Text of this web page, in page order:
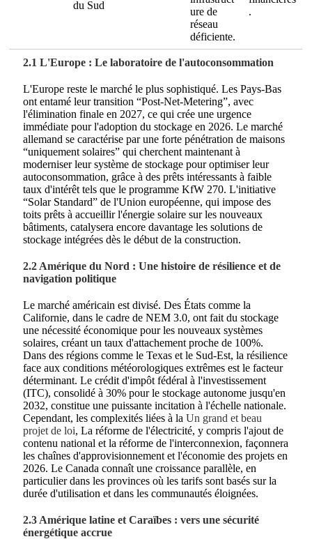
du Sud
ure de
réseau
déficiente.
.
2.1 L'Europe : Le laboratoire de l'autoconsommation
L'Europe reste le marché le plus sophistiqué. Les Pays-Bas
ont entamé leur transition “Post-Net-Metering”, avec
l'élimination finale en 2027, ce qui crée une urgence
immédiate pour l'adoption du stockage en 2026. Le marché
allemand se caractérise par une forte pénétration de maisons
“uniquement solaires” qui cherchent maintenant à
moderniser leur système de stockage pour optimiser leur
autoconsommation, grâce à des prêts intéressants à faible
taux d'intérêt tels que le programme KfW 270. L'initiative
“Solar Standard” de l'Union européenne, qui impose des
toits prêts à accueillir l'énergie solaire sur les nouveaux
bâtiments, catalysera encore davantage les solutions de
stockage intégrées dès le début de la construction.
2.2 Amérique du Nord : Une histoire de résilience et de
navigation politique
Le marché américain est divisé. Des États comme la
Californie, dans le cadre de NEM 3.0, ont fait du stockage
une nécessité économique pour les nouveaux systèmes
solaires, créant un taux d'attachement proche de 100%.
Dans des régions comme le Texas et le Sud-Est, la résilience
face aux conditions météorologiques extrêmes est le facteur
déterminant. Le crédit d'impôt fédéral à l'investissement
(ITC), consolidé à 30% pour le stockage autonome jusqu'en
2032, constitue une puissante incitation à l'échelle nationale.
Cependant, les complexités liées à laUn grand et beau
projet de loi, La réforme de l'électricité, y compris l'ajout de
contenu national et la réforme de l'interconnexion, façonnera
les chaînes d'approvisionnement et l'économie des projets en
2026. Le Canada connaît une croissance parallèle, en
particulier dans les provinces où les tarifs sont basés sur la
durée d'utilisation et dans les communautés éloignées.
2.3 Amérique latine et Caraïbes : vers une sécurité
énergétique accrue